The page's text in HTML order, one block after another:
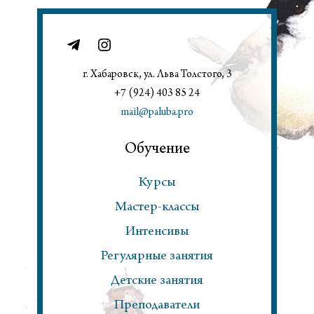
г. Хабаровск, ул. Льва Толстого, 3
+7 (924) 403 85 24
mail@paluba.pro
Обучение
Курсы
Мастер-классы
Интенсивы
Регулярные занятия
Детские занятия
Преподаватели